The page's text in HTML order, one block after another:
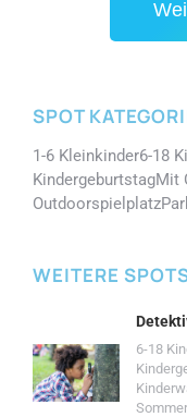
SPOT
1-6 Kleinkinder6-18
KindergeburtstagMit
Outdoorspielplatz
WEITERE
6-18
Sommer